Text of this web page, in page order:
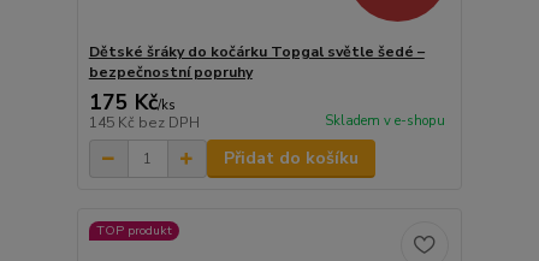
Dětské šráky do kočárku Topgal světle šedé –
bezpečnostní popruhy
175 Kč/ks
145 Kč bez DPH Skladem v e-shopu
Přidat do košíku
TOP produkt